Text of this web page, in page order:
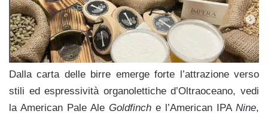
Dalla carta delle birre emerge forte l’attrazione verso
stili ed espressività organolettiche d’Oltraoceano, vedi
la American Pale Ale Goldfinch e l’American IPA Nine,